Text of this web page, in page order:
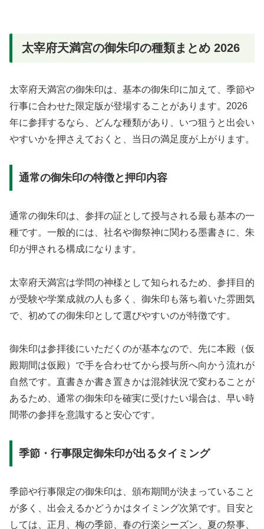
太宰府天満宮の御朱印の種類まとめ 2026
太宰府天満宮の御朱印は、基本の御朱印に加えて、季節や
行事に合わせた限定版が登場することがあります。2026
年に参拝するなら、どんな種類があり、いつ狙うと出会い
やすいかを押さえておくと、当日の満足度が上がります。
通常の御朱印の特徴と押印内容
通常の御朱印は、参拝の証として授与される最も基本の一
種です。一般的には、社名や御祭神に関わる墨書きに、朱
印が押される構成になります。
太宰府天満宮は学問の神様として知られるため、参拝目的
が受験や学業成就の人も多く、御朱印も落ち着いた雰囲気
で、初めての御朱印として選びやすいのが特徴です。
御朱印は参拝後にいただくのが基本なので、先に本殿（仮
殿期間は仮殿）で手を合わせてから授与所へ向かう流れが
自然です。直書きか書き置きかは混雑状況で変わることが
あるため、通常の御朱印を確実に受けたい場合は、早い時
間帯の参拝を意識すると安心です。
季節・行事限定御朱印が出るタイミング
季節や行事限定の御朱印は、頒布期間が決まっていること
が多く、出会えるかどうかはタイミング次第です。目安と
しては、正月、梅の季節、春の行楽シーズン、夏の祭事、